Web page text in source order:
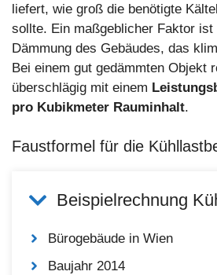
liefert, wie groß die benötigte
sollte. Ein maßgeblicher Faktor
Dämmung des Gebäudes, das
Bei einem gut gedämmten Objekt
überschlägig mit einem
pro Kubikmeter Rauminhalt.
Faustformel für die
Beispielrechnung
Bürogebäude in Wien
Baujahr 2014